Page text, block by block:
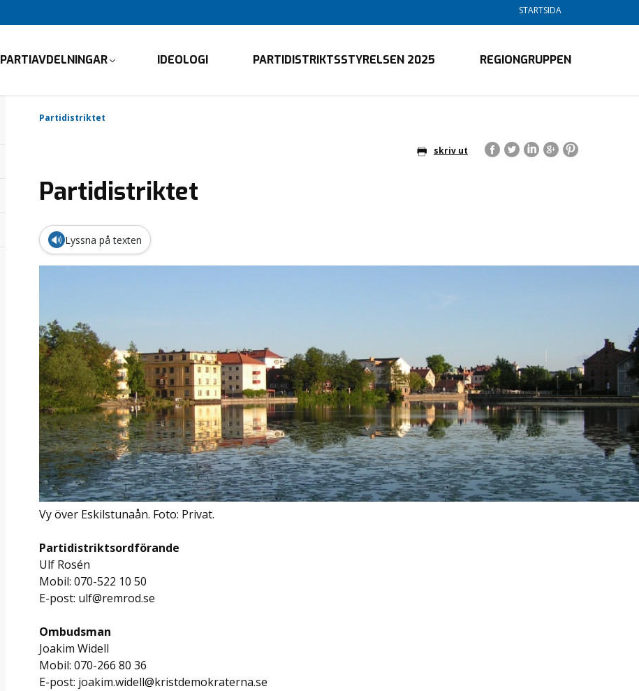
STARTSIDA
PARTIAVDELNINGAR IDEOLOGI PARTIDISTRIKTSSTYRELSEN 2025 REGIONGRUPPEN
Partidistriktet
skriv ut
Partidistriktet
🔊 Lyssna på texten
Vy över Eskilstunaån. Foto: Privat.
Partidistriktsordförande
Ulf Rosén
Mobil: 070-522 10 50
E-post: ulf@remrod.se
Ombudsman
Joakim Widell
Mobil: 070-266 80 36
E-post: joakim.widell@kristdemokraterna.se